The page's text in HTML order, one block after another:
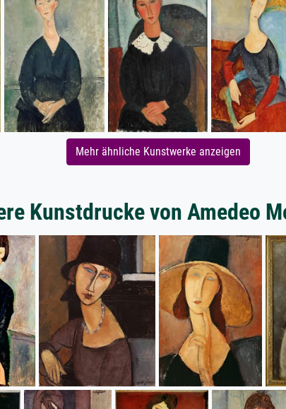
Mehr ähnliche Kunstwerke anzeigen
Kunstdrucke von Amedeo